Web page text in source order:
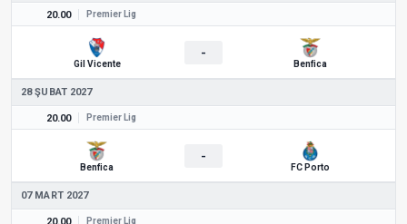
20.00 Premier Lig
Gil Vicente
-
Benfica
28 ŞUBAT 2027
20.00 Premier Lig
Benfica
-
FC Porto
07 MART 2027
20.00 Premier Lig